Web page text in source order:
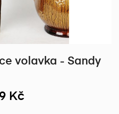
volavka - Sandy
Kč